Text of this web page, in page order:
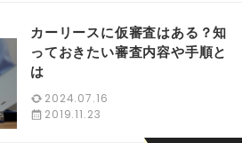
カーリースに仮審査はある？知
っておきたい審査内容や手順と
は
2024.07.16
2019.11.23